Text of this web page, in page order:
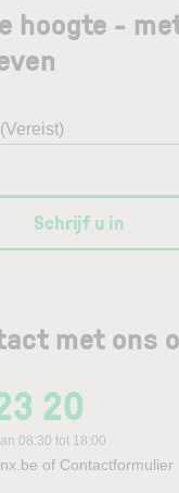
met ons
20
08:30 tot 18:00
of Contactformulier
hoogte -
(Vereist)
Schrijf u in